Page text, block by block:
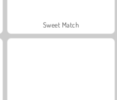
Sweet Match